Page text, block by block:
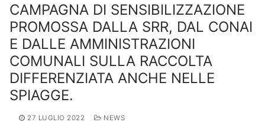
CAMPAGNA DI SENSIBILIZZAZIONE
PROMOSSA DALLA SRR, DAL CONAI
E DALLE AMMINISTRAZIONI
COMUNALI SULLA RACCOLTA
DIFFERENZIATA ANCHE NELLE
SPIAGGE.
27 LUGLIO 2022 NEWS